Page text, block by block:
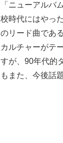
「ニューアルバ
校時代にはやっ
のリード曲であ
カルチャーがテ
すが、90年代的
もまた、今後話